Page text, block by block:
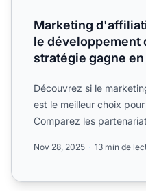
Marketing
le développement
stratégie gagne en
Découvrez si le
est le meilleur choix
Comparez les
Nov 28, 2025 13 min de